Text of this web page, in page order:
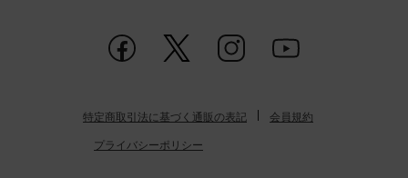
特定商取引法に基づく通販の表記 会員規約
プライバシーポリシー